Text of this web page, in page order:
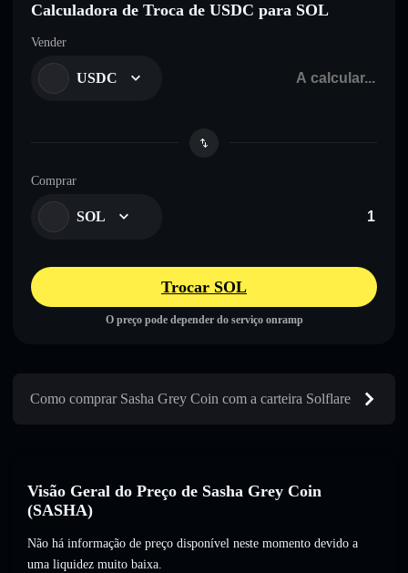
Calculadora de Troca de USDC para SOL
Vender
USDC
Comprar
SOL
Trocar SOL
O preço pode depender do serviço onramp
Como comprar Sasha Grey Coin com a carteira Solflare
Visão Geral do Preço de Sasha Grey Coin
(SASHA)
Não há informação de preço disponível neste momento devido a
uma liquidez muito baixa.